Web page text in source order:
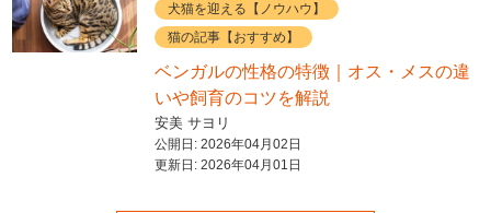
犬猫を迎える【ノウハウ】
猫の記事【おすすめ】
ベンガルの性格の特徴｜オス・メスの違
いや飼育のコツを解説
安美 サヨリ
公開日: 2026年04月02日
更新日: 2026年04月01日